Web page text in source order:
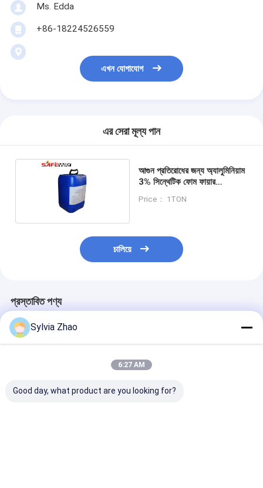
Ms. Edda
+86-18224526559
এখন যোগাযোগ
এর সেরা মূল্য পান
আগুন প্রতিরোধের জন্য অ্যালুমিনিয়াম
3% সিন্থেটিক ফোম ফায়ার
Price： 1TON
চালিয়ে
প্রস্তাবিত পণ্য
Sylvia Zhao
6:27 AM
Good day, what product are you looking for?